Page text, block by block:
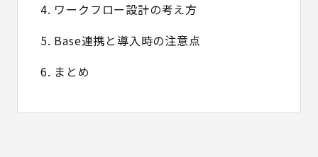
4. ワークフロー設計の考え方
5. Base連携と導入時の注意点
6. まとめ